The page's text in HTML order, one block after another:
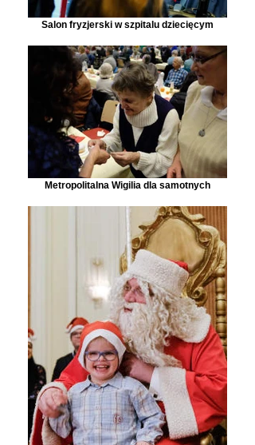
Salon fryzjerski w szpitalu dziecięcym
Metropolitalna Wigilia dla samotnych